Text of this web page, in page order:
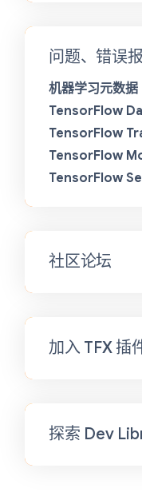
问题、错误
机器学习元数据
TensorFlow
TensorFlow
TensorFlow
TensorFlow
社区论坛
加入 TFX 插
探索 Dev